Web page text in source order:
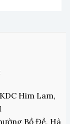
Him Lam,
Bồ Đề, Hà